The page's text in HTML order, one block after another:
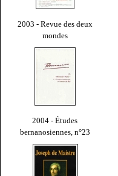
2003 - Revue des deux
mondes
2004 - Études
bernanosiennes, n°23